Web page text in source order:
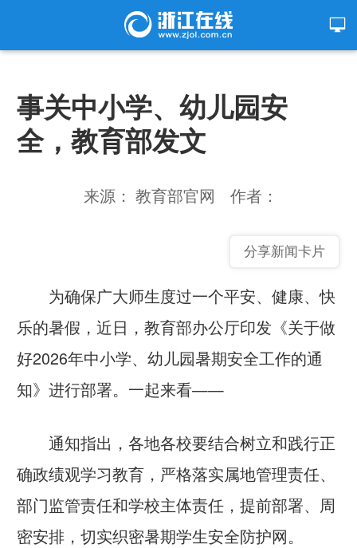
事关中小学、幼儿园安
全，教育部发文
来源： 教育部官网 作者：
分享新闻卡片
为确保广大师生度过一个平安、健康、快
乐的暑假，近日，教育部办公厅印发《关于做
好2026年中小学、幼儿园暑期安全工作的通
知》进行部署。一起来看——
通知指出， 各地各校要结合树立和践行正
确政绩观学习教育，严格落实属地管理责任、
部门监管责任和学校主体责任，提前部署、周
密安排，切实织密暑期学生安全防护网。